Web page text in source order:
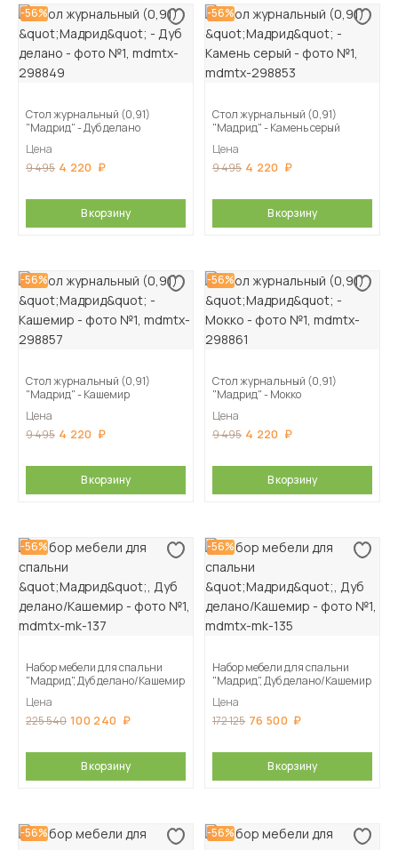
-56%
Стол журнальный (0,91)
"Мадрид" - Дуб делано
Цена
9 495 4 220
В корзину
-56%
Стол журнальный (0,91)
"Мадрид" - Камень серый
Цена
9 495 4 220
В корзину
-56%
Стол журнальный (0,91)
"Мадрид" - Кашемир
Цена
9 495 4 220
В корзину
-56%
Стол журнальный (0,91)
"Мадрид" - Мокко
Цена
9 495 4 220
В корзину
-56%
Набор мебели для спальни
"Мадрид", Дуб делано/Кашемир
Цена
225 540 100 240
В корзину
-56%
Набор мебели для спальни
"Мадрид", Дуб делано/Кашемир
Цена
172 125 76 500
В корзину
-56% -56%